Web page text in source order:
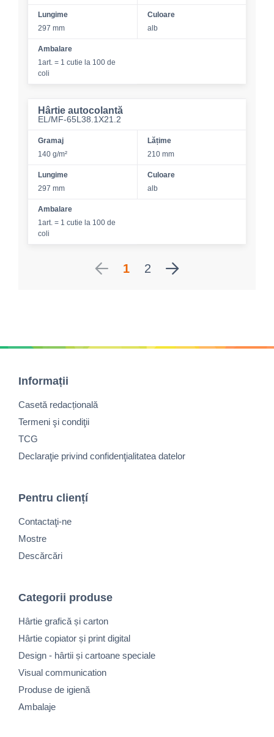
Lungime
297 mm
Culoare
alb
Ambalare
1art. = 1 cutie la 100 de
coli
Hârtie autocolantă
EL/MF-65L38.1X21.2
Gramaj
140 g/m²
Lățime
210 mm
Lungime
297 mm
Culoare
alb
Ambalare
1art. = 1 cutie la 100 de
coli
1 2
Informații
Casetă redacțională
Termeni şi condiţii
TCG
Declaraţie privind confidenţialitatea datelor
Pentru cliențí
Contactaţi-ne
Mostre
Descărcări
Categorii produse
Hârtie grafică și carton
Hârtie copiator și print digital
Design - hârtii și cartoane speciale
Visual communication
Produse de igienă
Ambalaje